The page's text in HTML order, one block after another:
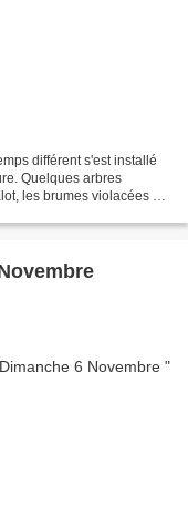
différent s'est installé
Quelques arbres
les brumes violacées et